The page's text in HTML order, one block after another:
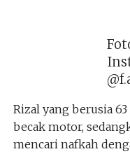
Rizal yang berusia
becak motor,
mencari nafkah